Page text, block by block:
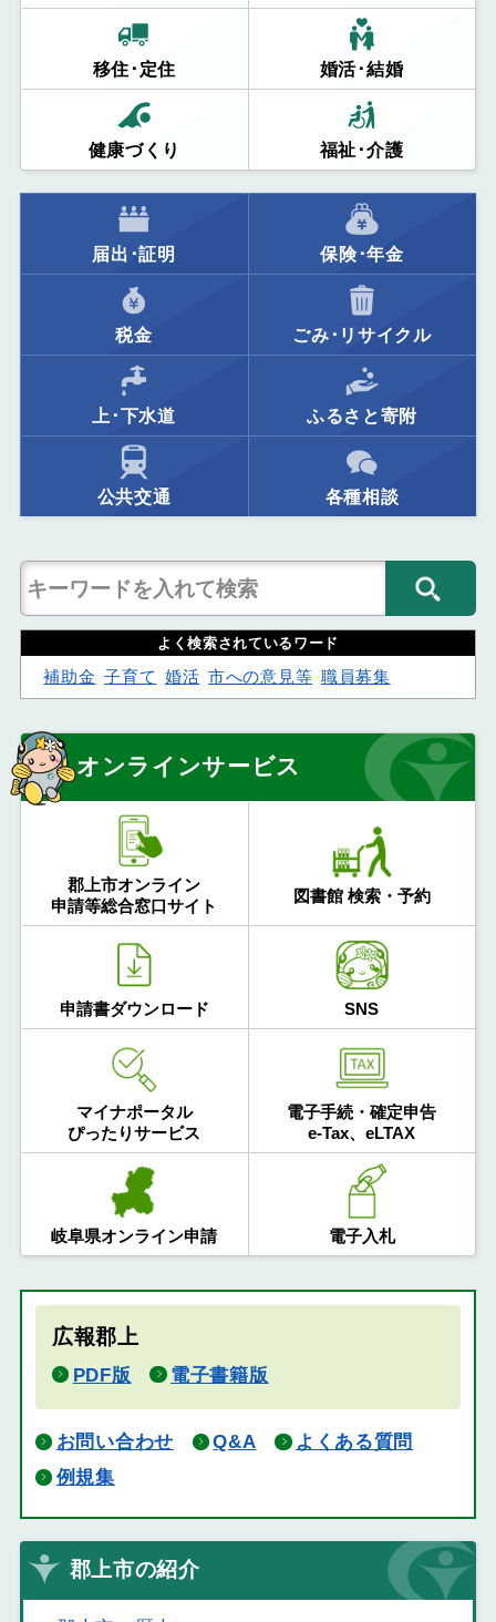
移住･定住 婚活･結婚
健康づくり 福祉･介護
届出･証明 保険･年金
税金 ごみ･リサイクル
上･下水道 ふるさと寄附
公共交通 各種相談
よく検索されているワード
補助金 子育て 婚活 市への意見等 職員募集
オンラインサービス
郡上市オンライン
申請等総合窓口サイト
図書館 検索・予約
申請書ダウンロード SNS
マイナポータル
ぴったりサービス
電子手続・確定申告
e-Tax、eLTAX
岐阜県オンライン申請 電子入札
広報郡上
PDF版 電子書籍版
お問い合わせ Q&A
よくある質問
例規集
郡上市の紹介